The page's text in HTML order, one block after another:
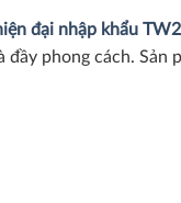
đại nhập khẩu
đầy phong cách. Sản